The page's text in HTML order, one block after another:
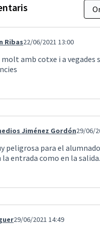
2077
Ribas22/06/2021 13:00
molt amb cotxe i a vegades
2088Jiménez Gordón29/06/
peligrosa para el
entrada como en la salida.
2090
29/06/2021 14:49